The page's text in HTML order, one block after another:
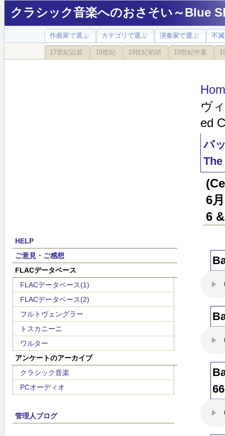
クラシック音楽へのおさそい～Blue
作曲家で選ぶ カテゴリで選ぶ 演奏家で選ぶ 不
17世紀以前 18世紀 19世紀初頭 19世紀中葉
HELP
ご意見・ご感想
FLACデータベース
FLACデータベース(1)
FLACデータベース(2)
フルトヴェングラー
トスカニーニ
ワルター
アンケートのアーカイブ
クラシック音楽
PCオーディオ
管理人ブログ
ヴ
ed
バ
6
6
66